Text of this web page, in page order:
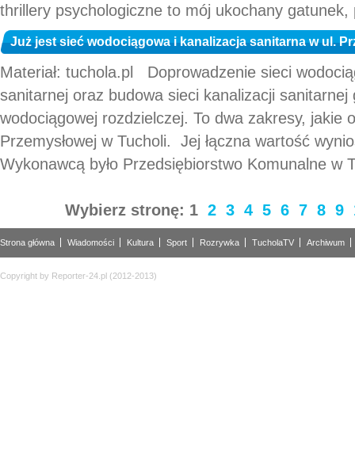
thrillery psychologiczne to mój ukochany
Już jest sieć wodociągowa i kanalizacja sanitarna w ul.
Materiał: tuchola.pl Doprowadzenie sieci
sanitarnej oraz budowa sieci kanalizacji
wodociągowej rozdzielczej. To dwa zakresy, jakie
Przemysłowej w Tucholi. Jej łączna wartość
Wykonawcą było Przedsiębiorstwo Komunalne
Wybierz stronę: 1 2 3 4 5 6 7 8 9
Strona główna Wiadomości Kultura Sport Rozrywka TucholaTV Archiwum
Copyright by Reporter-24.pl (2012-2013)